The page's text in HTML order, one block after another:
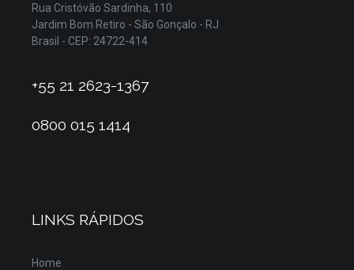
Rua Cristóvão Sardinha, 110
Jardim Bom Retiro - São Gonçalo - RJ
Brasil - CEP: 24722-414
+55 21 2623-1367
0800 015 1414
LINKS RÁPIDOS
Home